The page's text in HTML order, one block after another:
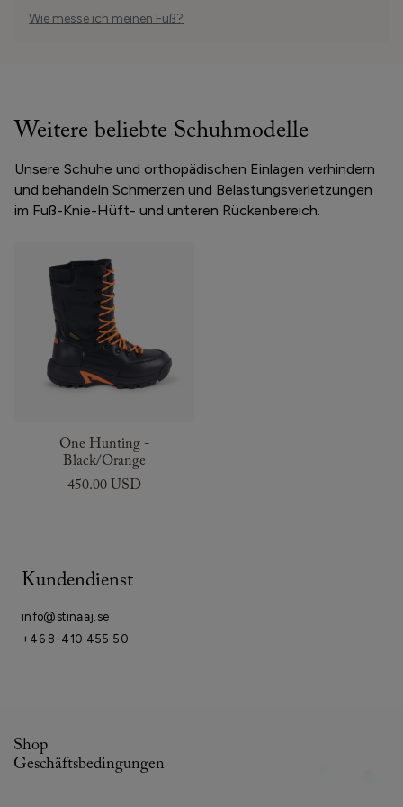
Wie messe ich meinen Fuß?
Weitere beliebte Schuhmodelle
Unsere Schuhe und orthopädischen Einlagen verhindern
und behandeln Schmerzen und Belastungsverletzungen
im Fuß-Knie-Hüft- und unteren Rückenbereich.
One Hunting -
Black/Orange
450.00 USD
Kundendienst
info@stinaaj.se
+46 8-410 455 50
Shop
Geschäftsbedingungen